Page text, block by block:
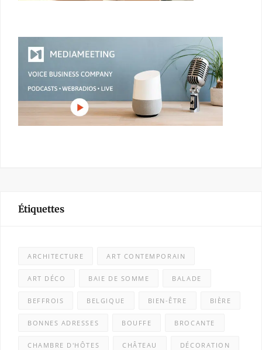
Étiquettes
ARCHITECTURE ART CONTEMPORAIN
ART DÉCO BAIE DE SOMME BALADE
BEFFROIS BELGIQUE BIEN-ÊTRE BIÈRE
BONNES ADRESSES BOUFFE BROCANTE
CHAMBRE D'HÔTES CHÂTEAU DÉCORATION